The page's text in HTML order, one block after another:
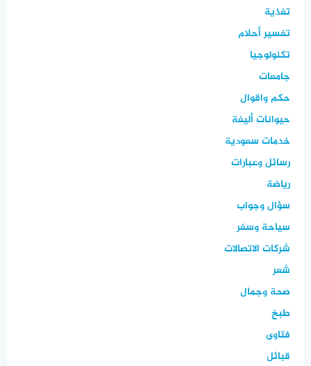
تغذية
تفسير أحلام
تكنولوجيا
جامعات
حكم واقوال
حيوانات أليفة
خدمات سعودية
رسائل وعبارات
رياضة
سؤال وجواب
سياحة وسفر
شركات الاتصالات
شعر
صحة وجمال
طبخ
فتاوى
قبائل